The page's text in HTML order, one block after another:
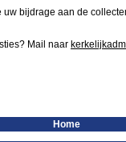
uw bijdrage aan de
Mail naar
Home